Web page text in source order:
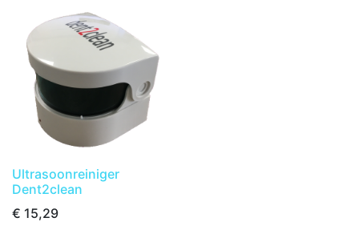
Ultrasoonreiniger
Dent2clean
€ 15,29